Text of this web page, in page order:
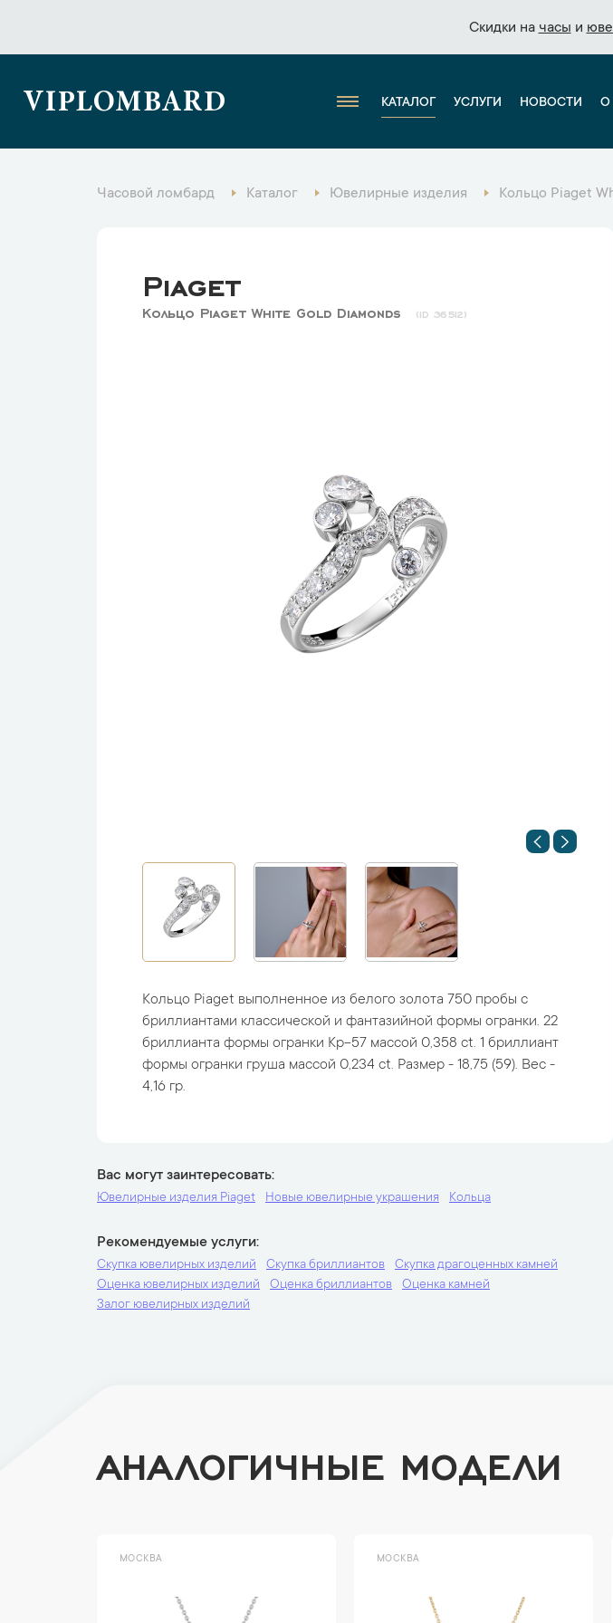
Скидки на часы и
Скидки на часы и
VIPLOMBARD КАТАЛОГ УСЛУГИ НОВОСТИ О
Часовой ломбард Каталог Ювелирные изделия Кольцо Piaget
Piaget
Кольцо Piaget White Gold Diamonds 36512
Кольцо Piaget выполненное из белого золота 750 пробы с
бриллиантами классической и фантазийной формы огранки. 22
бриллианта формы огранки Кр-57 массой 0,358 ct. 1 бриллиант
формы огранки груша массой 0,234 ct. Размер - 18,75 (59). Вес -
4,16 гр.
Вас могут заинтересовать
Ювелирные изделия Piaget Новые ювелирные украшения Кольца
Рекомендуемые услуги
Скупка ювелирных изделий Скупка бриллиантов
Скупка драгоценных камней
Оценка ювелирных изделий
Оценка бриллиантов
Оценка камней
Залог ювелирных изделий
АНАЛОГИЧНЫЕ МОДЕЛИ
МОСКВА МОСКВА